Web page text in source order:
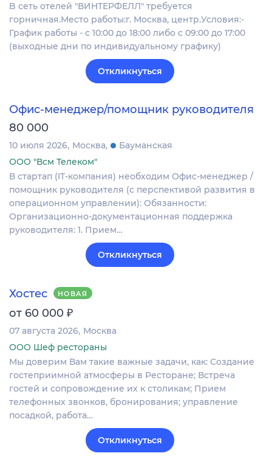
B сеть отелей "ВИНТЕРФЕЛЛ" требуется
горничная.Место работы:г. Москва, центр.Условия:-
График работы - с 10:00 до 18:00 либо c 09:00 до 17:00
(выходные дни по индивидуальному графику)
Откликнуться
Офис-менеджер/помощник руководителя
80 000
10 июля 2026 Москва
Бауманская
ООО "Всм Телеком"
В стартап (IT-компания) необходим Офис-менеджер /
помощник руководителя (с перспективой развития в
операционном управлении): Обязанности:
Организационно-документационная поддержка
руководителя: 1. Прием…
Откликнуться
Хостес НОВАЯ
от 60 000 ₽
07 августа 2026 Москва
ООО Шеф рестораны
Мы доверим Вам такие важные задачи, как: Создание
гостеприимной атмосферы в Ресторане; Встреча
гостей и сопровождение их к столикам; Прием
телефонных звонков, бронирования; управление
посадкой, работа…
Откликнуться